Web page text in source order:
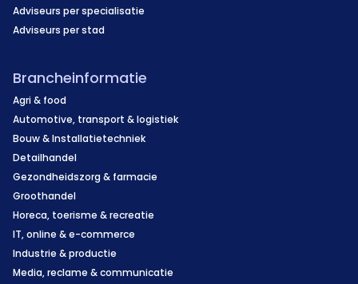
Adviseurs per specialisatie
Adviseurs per stad
Brancheinformatie
Agri & food
Automotive, transport & logistiek
Bouw & Installatietechniek
Detailhandel
Gezondheidszorg & farmacie
Groothandel
Horeca, toerisme & recreatie
IT, online & e-commerce
Industrie & productie
Media, reclame & communicatie